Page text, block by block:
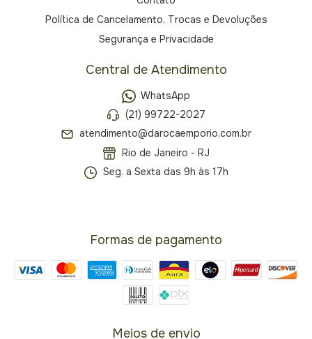
Política de Cancelamento, Trocas e Devoluções
Segurança e Privacidade
Central de Atendimento
WhatsApp
(21) 99722-2027
atendimento@darocaemporio.com.br
Rio de Janeiro - RJ
Seg. a Sexta das 9h às 17h
Formas de pagamento
Meios de envio